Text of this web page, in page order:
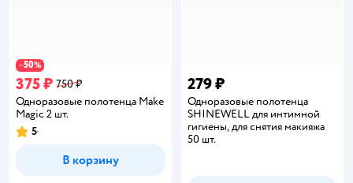
−50%
375 ₽ 750 ₽
Одноразовые полотенца Make
Magic 2 шт.
Рейтинг:
5
В корзину
279 ₽
Одноразовые полотенца
SHINEWELL для интимной
гигиены, для снятия макияжа
50 шт.